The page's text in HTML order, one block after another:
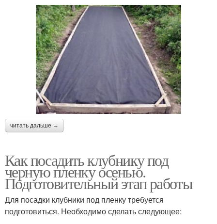
читать дальше →
Как посадить клубнику под
черную пленку осенью.
Подготовительный этап работы
Для посадки клубники под пленку требуется
подготовиться. Необходимо сделать следующее: